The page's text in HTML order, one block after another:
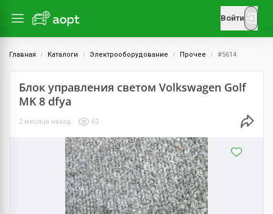
Войти
Главная Каталоги Электрооборудование Прочее #5614
Блок управления светом Volkswagen Golf
MK 8 dfya
2 месяца назад 62